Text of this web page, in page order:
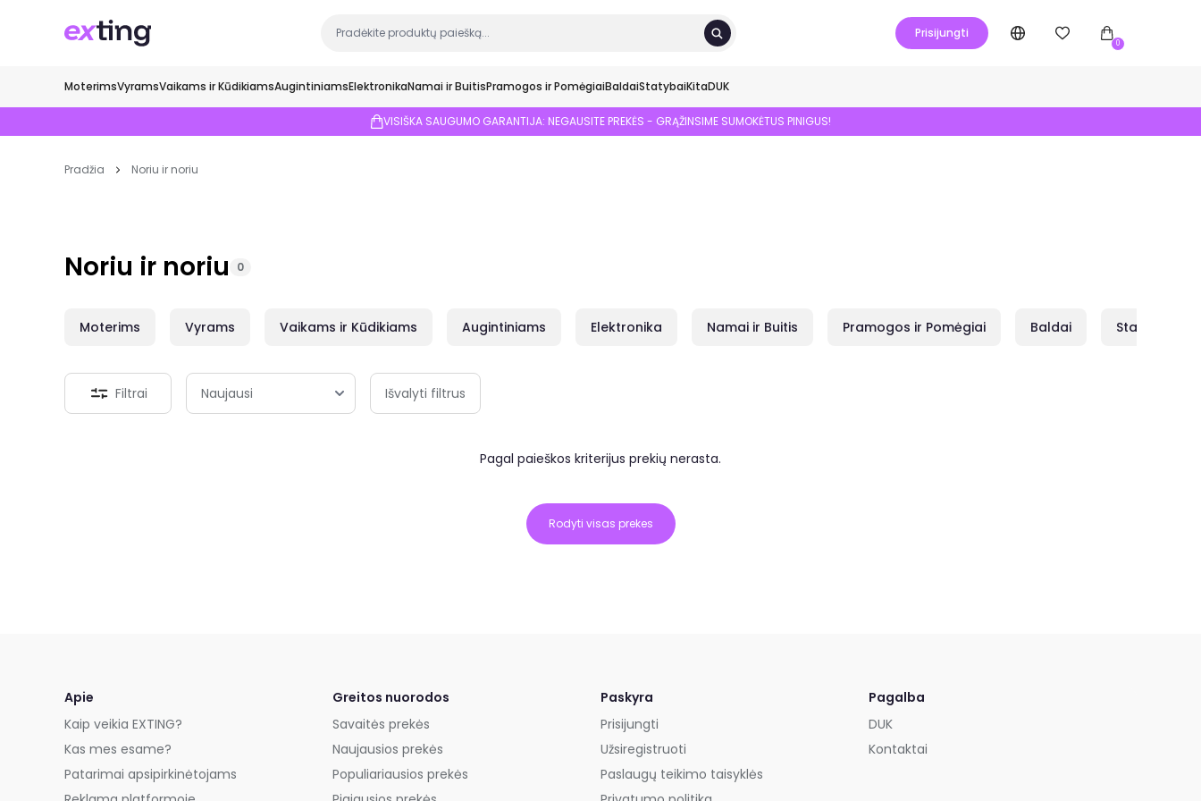
Prisijungti
0
MoterimsVyramsVaikams ir KūdikiamsAugintiniamsElektronikaNamai ir BuitisPramogos ir PomėgiaiBaldaiStatybaiKitaDUK
VISIŠKA SAUGUMO GARANTIJA: NEGAUSITE PREKĖS - GRĄŽINSIME SUMOKĖTUS PINIGUS!
Pradžia Noriu ir noriu
Noriu ir noriu 0
Moterims Vyrams Vaikams ir Kūdikiams Augintiniams Elektronika Namai ir Buitis Pramogos ir Pomėgiai Baldai Statybai
Filtrai Išvalyti filtrus
Pagal paieškos kriterijus prekių nerasta.
Rodyti visas prekes
Apie
Kaip veikia EXTING?
Kas mes esame?
Patarimai apsipirkinėtojams
Greitos nuorodos
Savaitės prekės
Naujausios prekės
Populiariausios prekės
Paskyra
Prisijungti
Užsiregistruoti
Paslaugų teikimo taisyklės
Pagalba
DUK
Kontaktai